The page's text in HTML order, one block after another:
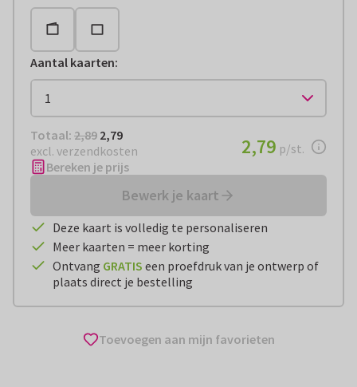
Aantal kaarten:
Totaal: € 2,79
Totaal: 2,89 2,79
excl. verzendkosten
€ 2,79per stuk
2,79 p/st.
Bereken je prijs
Bewerk je kaart
Deze kaart is volledig te personaliseren
Meer kaarten = meer korting
Ontvang GRATIS een proefdruk van je ontwerp of
plaats direct je bestelling
Toevoegen aan mijn favorieten